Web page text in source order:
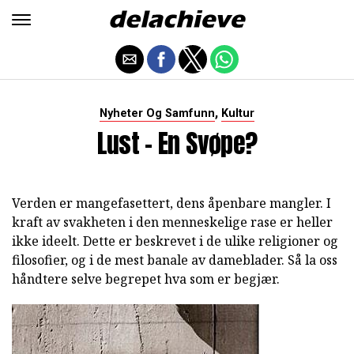
Nyheter Og Samfunn, Kultur
Lust - En Svøpe?
Verden er mangefasettert, dens åpenbare mangler. I
kraft av svakheten i den menneskelige rase er heller
ikke ideelt. Dette er beskrevet i de ulike religioner og
filosofier, og i de mest banale av dameblader. Så la oss
håndtere selve begrepet hva som er begjær.